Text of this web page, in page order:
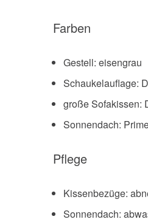
Farben
Gestell: eisengrau
Schaukelauflage:
große Sofakissen:
Sonnendach:
Pflege
Kissenbezüge:
Sonnendach: